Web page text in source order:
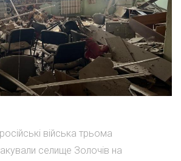
війська трьома
селище Золочів на